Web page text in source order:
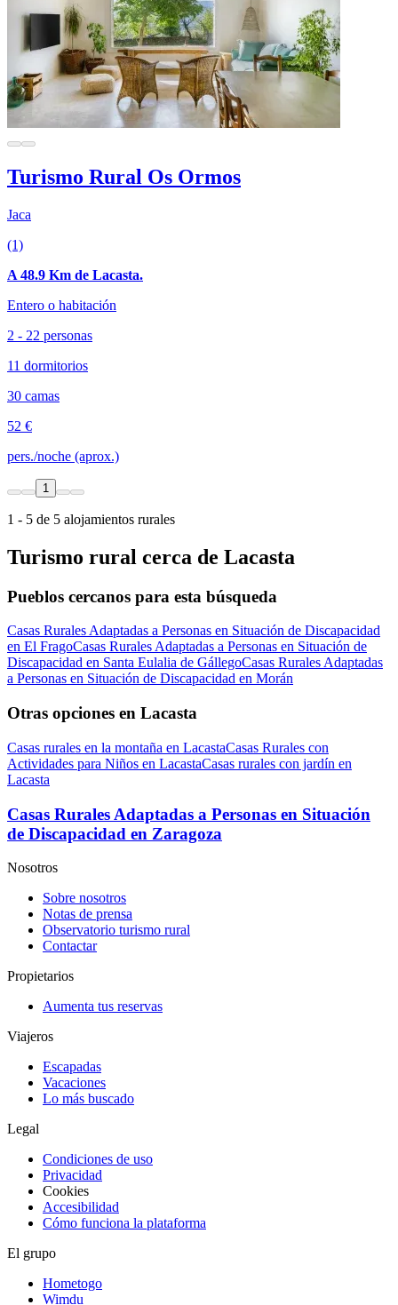
Turismo Rural Os Ormos
Jaca
(1)
A 48.9 Km de Lacasta.
Entero o habitación
2 - 22 personas
11 dormitorios
30 camas
52 €
pers./noche (aprox.)
1
1 - 5 de 5 alojamientos rurales
Turismo rural cerca de Lacasta
Pueblos cercanos para esta búsqueda
Casas Rurales Adaptadas a Personas en Situación de Discapacidad
en El FragoCasas Rurales Adaptadas a Personas en Situación de
Discapacidad en Santa Eulalia de GállegoCasas Rurales Adaptadas
a Personas en Situación de Discapacidad en Morán
Otras opciones en Lacasta
Casas rurales en la montaña en LacastaCasas Rurales con
Actividades para Niños en LacastaCasas rurales con jardín en
Lacasta
Casas Rurales Adaptadas a Personas en Situación
de Discapacidad en Zaragoza
Nosotros
Sobre nosotros
Notas de prensa
Observatorio turismo rural
Contactar
Propietarios
Aumenta tus reservas
Viajeros
Escapadas
Vacaciones
Lo más buscado
Legal
Condiciones de uso
Privacidad
Cookies
Accesibilidad
Cómo funciona la plataforma
El grupo
Hometogo
Wimdu